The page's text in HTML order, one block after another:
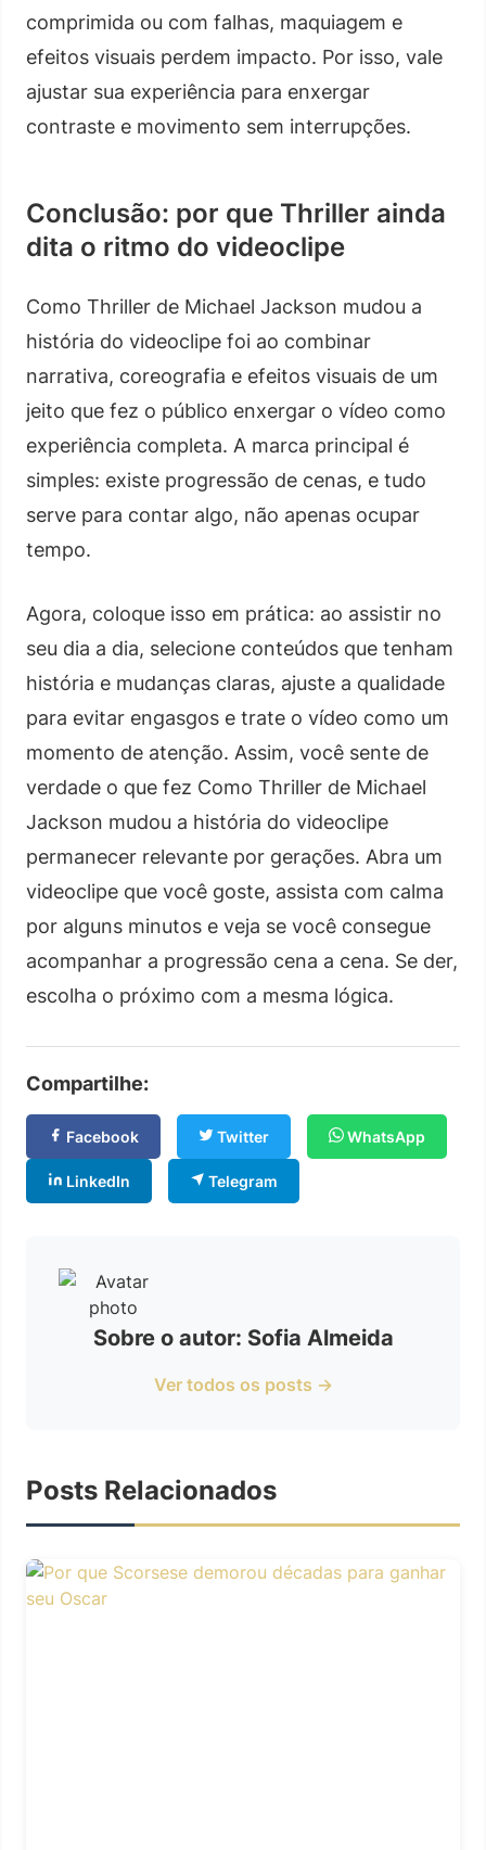
comprimida ou com falhas, maquiagem e
efeitos visuais perdem impacto. Por isso, vale
ajustar sua experiência para enxergar
contraste e movimento sem interrupções.
Conclusão: por que Thriller ainda
dita o ritmo do videoclipe
Como Thriller de Michael Jackson mudou a
história do videoclipe foi ao combinar
narrativa, coreografia e efeitos visuais de um
jeito que fez o público enxergar o vídeo como
experiência completa. A marca principal é
simples: existe progressão de cenas, e tudo
serve para contar algo, não apenas ocupar
tempo.
Agora, coloque isso em prática: ao assistir no
seu dia a dia, selecione conteúdos que tenham
história e mudanças claras, ajuste a qualidade
para evitar engasgos e trate o vídeo como um
momento de atenção. Assim, você sente de
verdade o que fez Como Thriller de Michael
Jackson mudou a história do videoclipe
permanecer relevante por gerações. Abra um
videoclipe que você goste, assista com calma
por alguns minutos e veja se você consegue
acompanhar a progressão cena a cena. Se der,
escolha o próximo com a mesma lógica.
Compartilhe:
Facebook Twitter WhatsApp
LinkedIn Telegram
Sobre o autor: Sofia Almeida
Ver todos os posts →
Posts Relacionados